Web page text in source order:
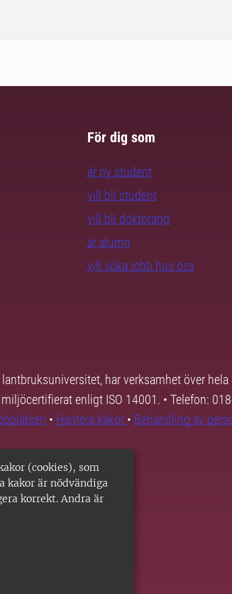
(cookies), som
kakor är nödvändiga
korrekt. Andra är
För dig som
är ny student
vill bli student
vill bli doktorand
är alumn
vill söka jobb hos oss
lantbruksuniversitet, har verksamhet över
miljöcertifierat enligt ISO 14001. • Telefon:
• Hantera kakor • Behandling av